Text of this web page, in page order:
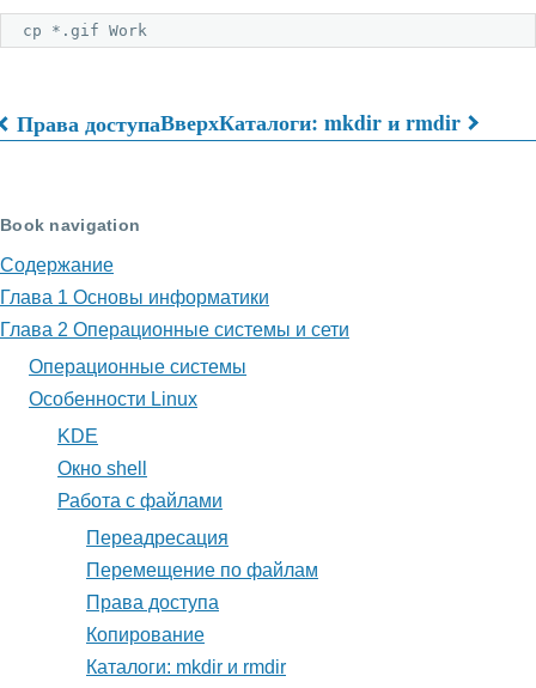
cp *.gif Work
Перекрёстные
книги
для
Копирование
Права доступаВверхКаталоги: mkdir и rmdir
Book navigation
Содержание
Глава 1 Основы информатики
Глава 2 Операционные системы и сети
Операционные системы
Особенности Linux
KDE
Окно shell
Работа с файлами
Переадресация
Перемещение по файлам
Права доступа
Копирование
Каталоги: mkdir и rmdir